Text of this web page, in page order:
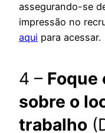
assegurando-se
impressão no
aqui para acessar.
4 – Foque
sobre o
trabalho